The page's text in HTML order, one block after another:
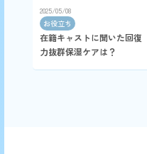
2025/05/08
お役立ち
在籍キャストに聞いた回復
力抜群保湿ケアは？